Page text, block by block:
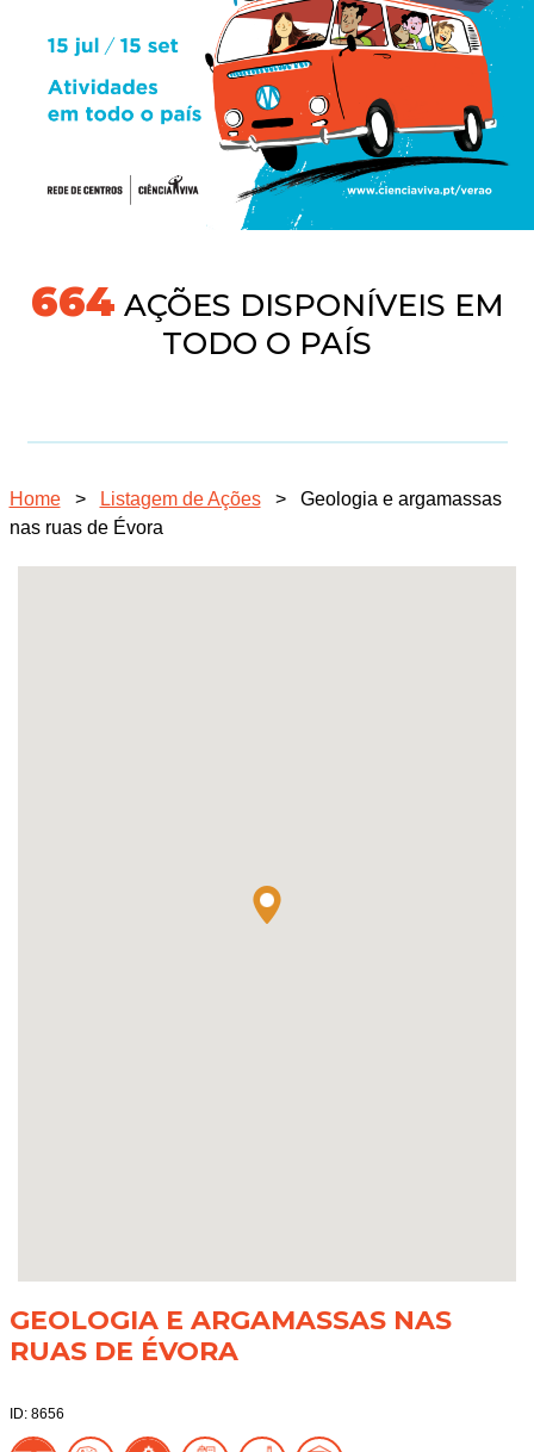
704 AÇÕES DISPONÍVEIS EM
TODO O PAÍS
Home > Listagem de Ações >
Geologia e argamassas
nas ruas de Évora
GEOLOGIA E ARGAMASSAS NAS
RUAS DE ÉVORA
ID: 8656